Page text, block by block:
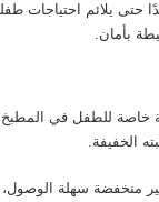
حتى يلائم احتياجات
بأمان.
خاصة للطفل في
الخفيفة.
منخفضة سهلة الوصول،